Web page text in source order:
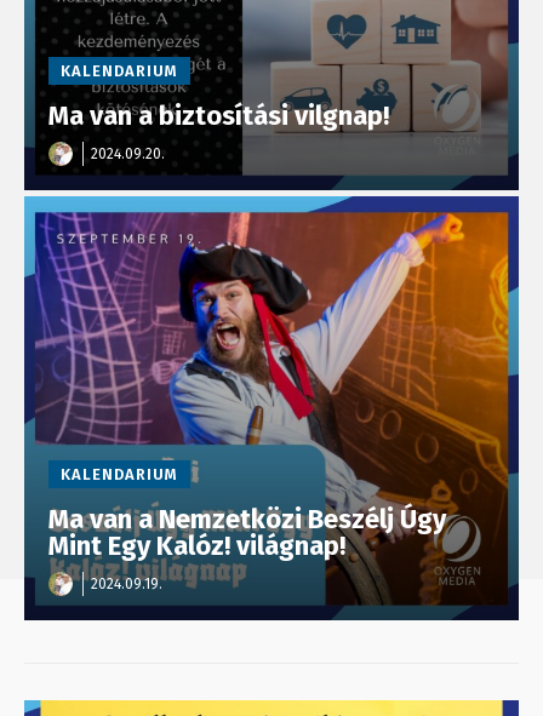
KALENDARIUM
Ma van a biztosítási vilgnap!
2024.09.20.
KALENDARIUM
Ma van a Nemzetközi Beszélj Úgy
Mint Egy Kalóz! világnap!
2024.09.19.